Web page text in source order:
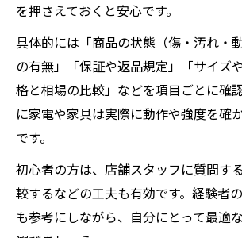
を押さえておくと安心です。
具体的には「商品の状態（傷・汚れ・
の有無」「保証や返品規定」「サイズ
格と相場の比較」などを項目ごとに確
に家電や家具は実際に動作や強度を確
です。
初心者の方は、店舗スタッフに質問す
較するなどの工夫も有効です。経験者
も参考にしながら、自分にとって最適